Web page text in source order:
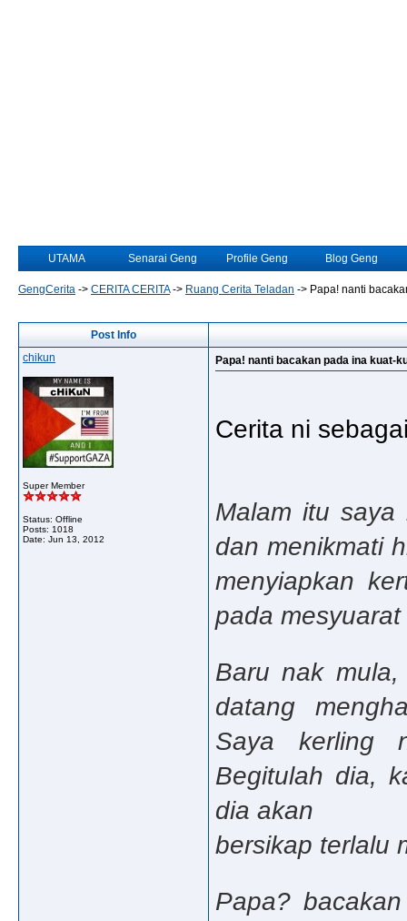
UTAMA Senarai Geng Profile Geng Blog Geng
GengCerita -> CERITA CERITA-> Ruang Cerita Teladan -> Papa! nanti
Post Info
chikun
Super Member
Status: Offline
Posts: 1018
Date: Jun 13, 2012
Papa! nanti bacakan pada ina kuat-
Cerita ni
Malam itu saya
dan menikmati
menyiapkan
pada
Baru nak
datang
Saya kerling
Begitulah dia,
dia akan
bersikap terlalu
Papa?